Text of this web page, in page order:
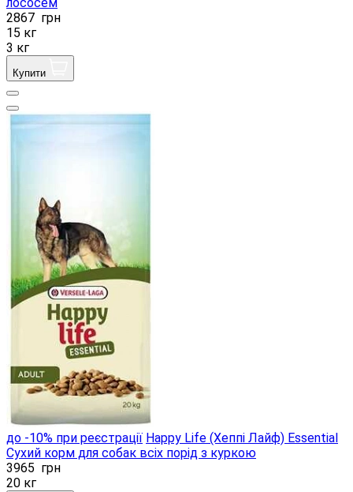
2867 грн
15 кг
3 кг
Купити
до -10% при реєстрації Happy Life (Хеппі Лайф) Essential
Сухий корм для собак всіх порід з куркою
3965 грн
20 кг